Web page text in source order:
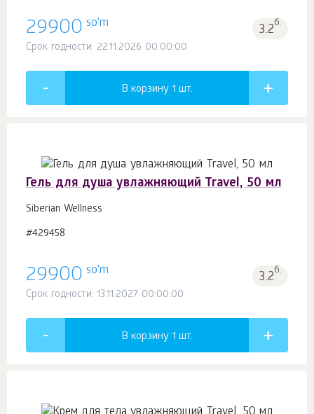
29900 so'm 3.2б.
Срок годности: 22.11.2026 00:00:00
В корзину 1 шт.
Гель для душа увлажняющий Travel, 50 мл
Siberian Wellness
#429458
29900 so'm 3.2б.
Срок годности: 13.11.2027 00:00:00
В корзину 1 шт.